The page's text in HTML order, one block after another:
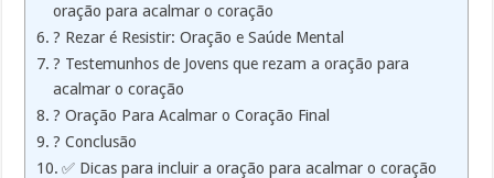
oração para acalmar o coração
? Rezar é Resistir: Oração e Saúde Mental
? Testemunhos de Jovens que rezam a oração para
acalmar o coração
? Oração Para Acalmar o Coração Final
? Conclusão
✅ Dicas para incluir a oração para acalmar o coração